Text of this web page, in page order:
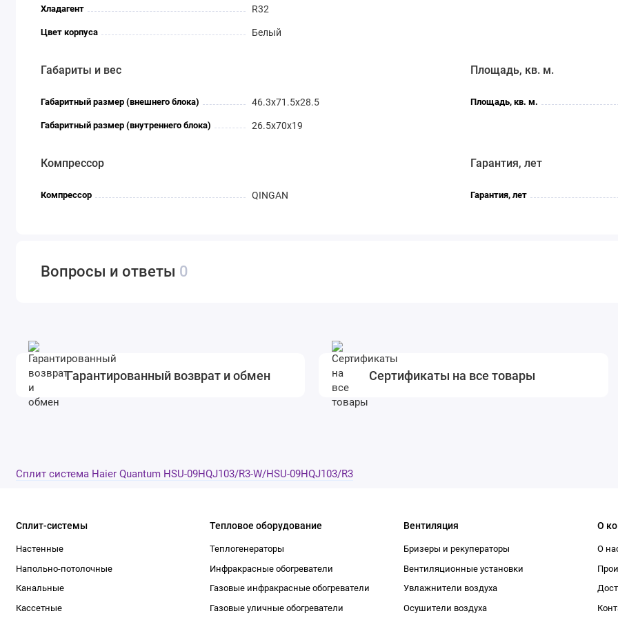
Хладагент R32
Цвет корпуса Белый
Габариты и вес
Габаритный размер (внешнего блока) 46.3x71.5x28.5
Габаритный размер (внутреннего блока) 26.5x70x19
Площадь, кв. м.
Площадь, кв. м.
Компрессор
Компрессор QINGAN
Гарантия, лет
Гарантия, лет
Вопросы и ответы 0
Гарантированный возврат и обмен Сертификаты на все товары
Сплит система Haier Quantum HSU-09HQJ103/R3-W/HSU-09HQJ103/R3
Сплит-системы
Настенные
Напольно-потолочные
Канальные
Кассетные
Тепловое оборудование
Теплогенераторы
Инфракрасные обогреватели
Газовые инфракрасные обогреватели
Газовые уличные обогреватели
Вентиляция
Бризеры и рекуператоры
Вентиляционные установки
Увлажнители воздуха
Осушители воздуха
О
О